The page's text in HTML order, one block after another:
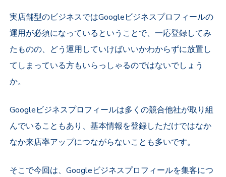
実店舗型のビジネスではGoogleビジネスプロフィールの
運用が必須になっているということで、一応登録してみ
たものの、どう運用していけばいいかわからずに放置し
てしまっている方もいらっしゃるのではないでしょう
か。
Googleビジネスプロフィールは多くの競合他社が取り組
んでいることもあり、基本情報を登録しただけではなか
なか来店率アップにつながらないことも多いです。
そこで今回は、Googleビジネスプロフィールを集客につ